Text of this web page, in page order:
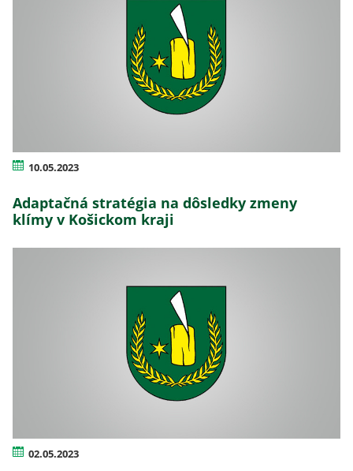
10.05.2023
Adaptačná stratégia na dôsledky zmeny
klímy v Košickom kraji
02.05.2023